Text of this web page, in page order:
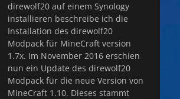
direwolf20 auf einem Synology
installieren beschreibe ich die
Installation des direwolf20
Modpack für MineCraft version
1.7x. Im November 2016 erschien
nun ein Update des direwolf20
Modpack für die neue Version von
MineCraft 1.10. Dieses stammt